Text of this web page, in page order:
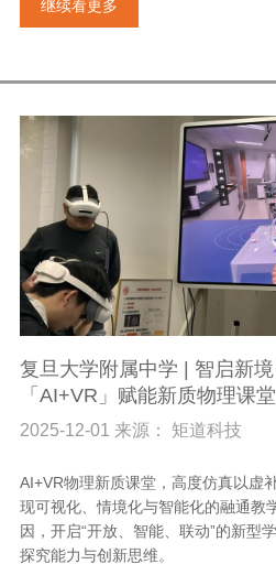
继续看更多
复旦大学附属中学 | 智启新境
「AI+VR」赋能新质物理课堂
2025-12-01 来源： 矩道科技
AI+VR物理新质课堂，高度仿真以虚
现可视化、情境化与智能化的融通教
因，开启“开放、智能、联动”的新型
探究能力与创新思维。